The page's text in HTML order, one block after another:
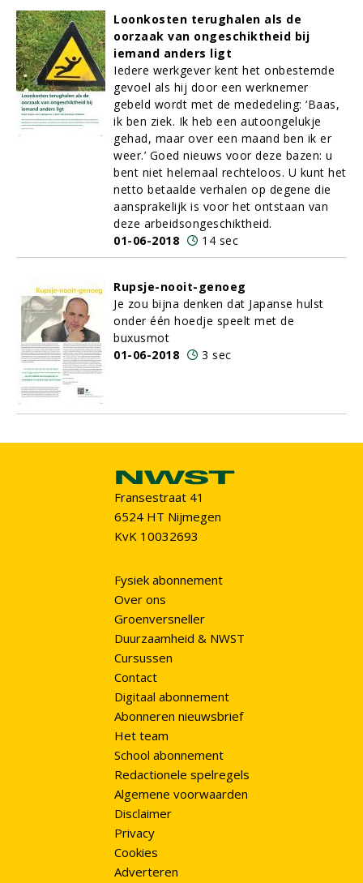
Loonkosten terughalen als de
oorzaak van ongeschiktheid bij
iemand anders ligt
Iedere werkgever kent het onbestemde
gevoel als hij door een werknemer
gebeld wordt met de mededeling: ‘Baas,
ik ben ziek. Ik heb een autoongelukje
gehad, maar over een maand ben ik er
weer.’ Goed nieuws voor deze bazen: u
bent niet helemaal rechteloos. U kunt het
netto betaalde verhalen op degene die
aansprakelijk is voor het ontstaan van
deze arbeidsongeschiktheid.
01-06-2018
14 sec
Rupsje-nooit-genoeg
Je zou bijna denken dat Japanse hulst
onder één hoedje speelt met de
buxusmot
01-06-2018
3 sec
Fransestraat 41
6524 HT Nijmegen
KvK 10032693
Fysiek abonnement
Over ons
Groenversneller
Duurzaamheid & NWST
Cursussen
Contact
Digitaal abonnement
Abonneren nieuwsbrief
Het team
School abonnement
Redactionele spelregels
Algemene voorwaarden
Disclaimer
Privacy
Cookies
Adverteren